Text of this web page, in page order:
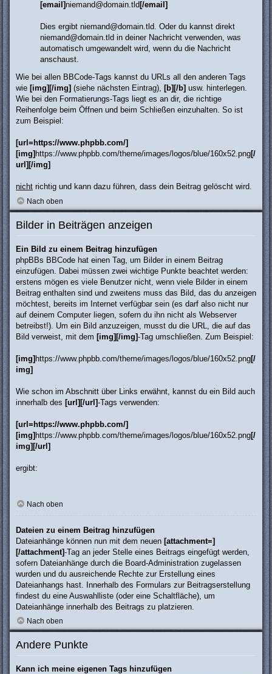
[email]niemand@domain.tld[/email]
Dies ergibt niemand@domain.tld. Oder du kannst direkt
niemand@domain.tld in deiner Nachricht verwenden, was
automatisch umgewandelt wird, wenn du die Nachricht
anschaust.
Wie bei allen BBCode-Tags kannst du URLs all den anderen Tags
wie [img][/img] (siehe nächsten Eintrag), [b][/b] usw. hinterlegen.
Wie bei den Formatierungs-Tags liegt es an dir, die richtige
Reihenfolge beim Öffnen und beim Schließen einzuhalten. So ist
zum Beispiel:
[url=https://www.phpbb.com/]
[img] https://www.phpbb.com/theme/images/logos/blue/160x52.png[/
url][/img]
nicht richtig und kann dazu führen, dass dein Beitrag gelöscht wird.
Nach oben
Bilder in Beiträgen anzeigen
Ein Bild zu einem Beitrag hinzufügen
phpBBs BBCode hat einen Tag, um Bilder in einem Beitrag
einzufügen. Dabei müssen zwei wichtige Punkte beachtet werden:
erstens mögen es viele Benutzer nicht, wenn viele Bilder in einem
Beitrag enthalten sind und zweitens muss das Bild, das du anzeigen
möchtest, bereits im Internet verfügbar sein (es darf also nicht nur
auf deinem Computer liegen, sofern du ihn nicht als Webserver
betreibst!). Um ein Bild anzuzeigen, musst du die URL, die auf das
Bild verweist, mit dem [img][/img]-Tag umschließen. Zum Beispiel:
[img] https://www.phpbb.com/theme/images/logos/blue/160x52.png[/
img]
Wie schon im Abschnitt über Links erwähnt, kannst du ein Bild auch
innerhalb des [url][/url]-Tags verwenden:
[url=https://www.phpbb.com/]
[img] https://www.phpbb.com/theme/images/logos/blue/160x52.png[/
img][/url]
ergibt:
Nach oben
Dateien zu einem Beitrag hinzufügen
Dateianhänge können nun mit dem neuen [attachment=]
[/attachment]-Tag an jeder Stelle eines Beitrags eingefügt werden,
sofern Dateianhänge durch die Board-Administration zugelassen
wurden und du ausreichende Rechte zur Erstellung eines
Dateianhangs hast. Innerhalb des Formulars zur Beitragserstellung
findest du eine Auswahlliste (oder eine Schaltfläche), um
Dateianhänge innerhalb des Beitrags zu platzieren.
Nach oben
Andere Punkte
Kann ich meine eigenen Tags hinzufügen